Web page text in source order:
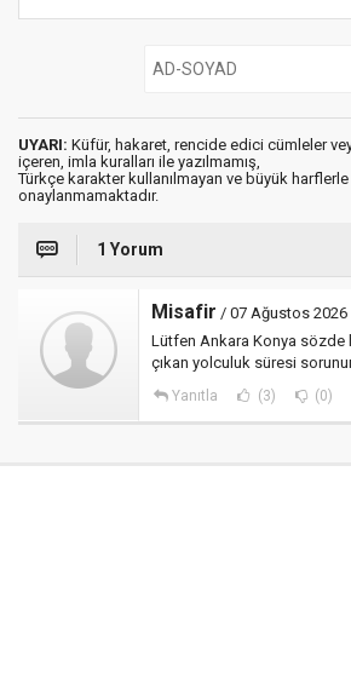
UYARI: Küfür, hakaret, rencide edici cümleler
içeren, imla kuralları ile yazılmamış,
Türkçe karakter kullanılmayan ve büyük harflerle
onaylanmamaktadır.
1 Yorum
Misafir / 07 Ağustos 2026
Lütfen Ankara Konya sözde
çıkan yolculuk süresi
Yanıtla (3) (0)